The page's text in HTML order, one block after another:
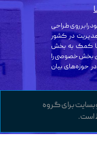
برای گروه
است.
را بر روی طراحی
مدیریت در کشور
کمک به بخش
بخش خصوصی را
حوزه‌های بیان